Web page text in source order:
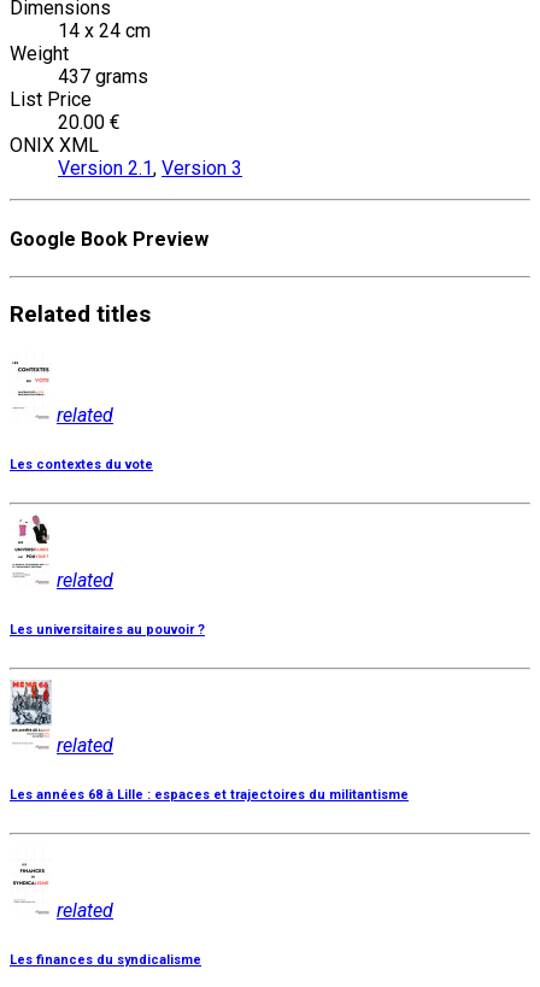
Dimensions
14 x 24 cm
Weight
437 grams
List Price
20.00 €
ONIX XML
Version 2.1, Version 3
Google Book Preview
Related titles
related
Les contextes du vote
related
Les universitaires au pouvoir ?
related
Les années 68 à Lille : espaces et trajectoires du militantisme
related
Les finances du syndicalisme